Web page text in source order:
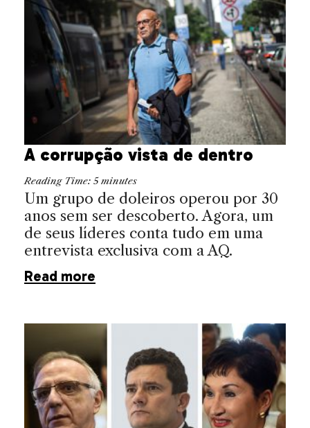
A corrupção vista de dentro
Reading Time: 5 minutes
Um grupo de doleiros operou por 30
anos sem ser descoberto. Agora, um
de seus líderes conta tudo em uma
entrevista exclusiva com a AQ.
Read more